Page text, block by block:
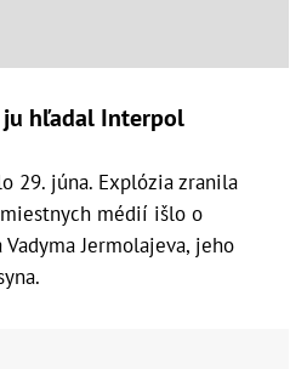
hľadal Interpol
29. júna. Explózia zranila
médií išlo o
Jermolajeva, jeho